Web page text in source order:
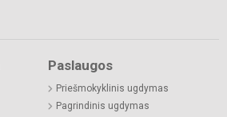
Paslaugos
Priešmokyklinis ugdymas
Pagrindinis ugdymas